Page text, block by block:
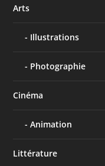
Arts
Illustrations
Photographie
Cinéma
Animation
Littérature